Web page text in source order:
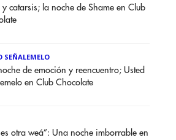
y catarsis; la noche de Shame en Club
SEÑALEMELO
de emoción y reencuentro; Usted
en Club Chocolate
es otra weá”: Una noche imborrable en